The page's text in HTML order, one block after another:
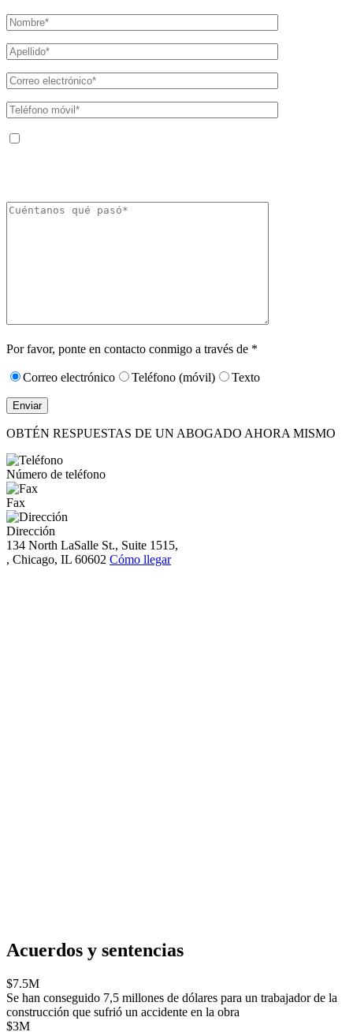
Por favor, ponte en contacto conmigo a través de *
Correo electrónico Teléfono (móvil) Texto
OBTÉN RESPUESTAS DE UN ABOGADO AHORA MISMO
Número de teléfono
Fax
Dirección
134 North LaSalle St., Suite 1515,
, Chicago, IL 60602 Cómo llegar
Acuerdos y sentencias
$7.5M
Se han conseguido 7,5 millones de dólares para un trabajador de la
construcción que sufrió un accidente en la obra
$3M